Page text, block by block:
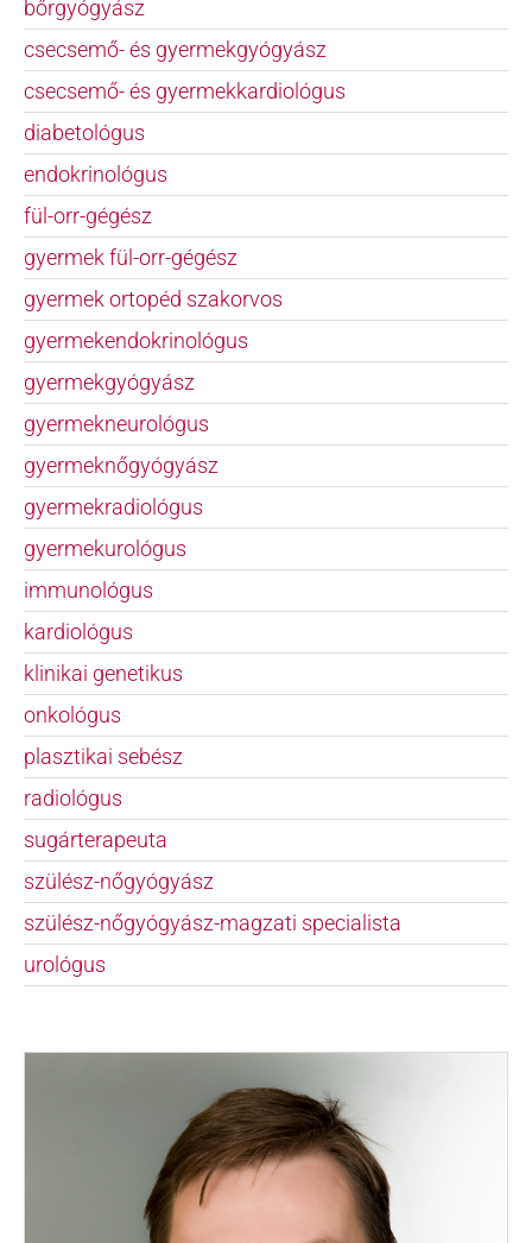
KAPCSOLAT
BLOG
bőrgyógyász
csecsemő- és gyermekgyógyász
csecsemő- és gyermekkardiológus
diabetológus
endokrinológus
fül-orr-gégész
gyermek fül-orr-gégész
gyermek ortopéd szakorvos
gyermekendokrinológus
gyermekgyógyász
gyermekneurológus
gyermeknőgyógyász
gyermekradiológus
gyermekurológus
immunológus
kardiológus
klinikai genetikus
onkológus
plasztikai sebész
radiológus
sugárterapeuta
szülész-nőgyógyász
szülész-nőgyógyász-magzati specialista
urológus